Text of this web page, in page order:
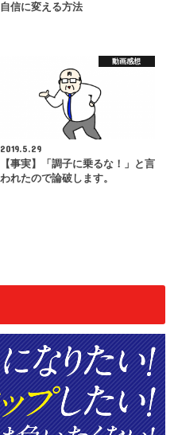
自信に変える方法
動画感想
2019.5.29
【事実】「調子に乗るな！」と言
われたので論破します。